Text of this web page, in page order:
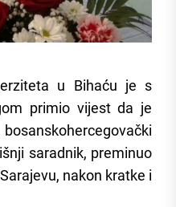
u Bihaću je s
primio vijest da je
saradnik, preminuo
nakon kratke i